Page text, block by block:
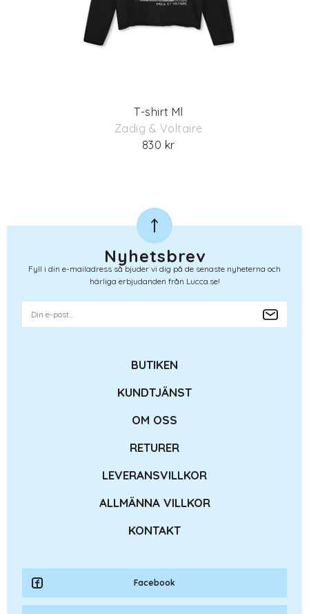
T-shirt Ml
Zadig & Voltaire
830 kr
Nyhetsbrev
Fyll i din e-mailadress så bjuder vi dig på de senaste nyheterna och
härliga erbjudanden från Lucca.se!
BUTIKEN
KUNDTJÄNST
OM OSS
RETURER
LEVERANSVILLKOR
ALLMÄNNA VILLKOR
KONTAKT